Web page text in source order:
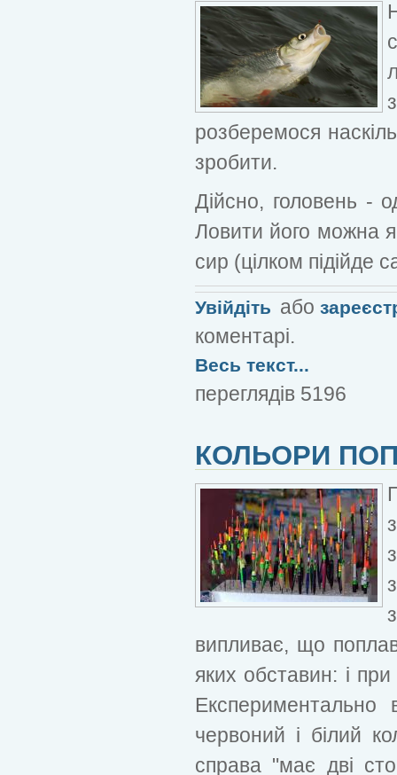
розберемося
зробити.
Дійсно, головень -
Ловити його можна
сир (цілком підійде
Увійдіть або
коментарі.
Весь текст...
переглядів 5196
КОЛЬОРИ
випливає, що
яких обставин: і при
Експериментально
червоний і білий
справа "має дві